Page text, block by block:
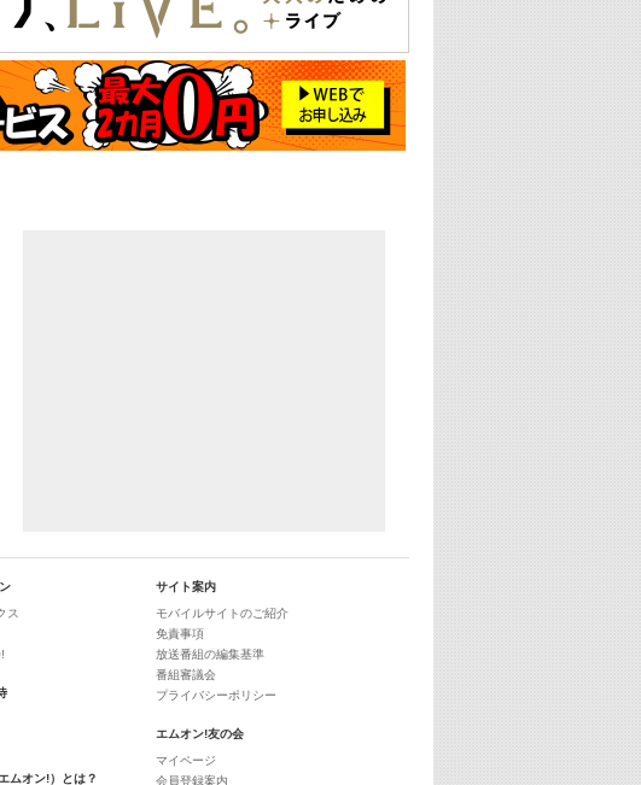
25:00
この夏聴きたい! サマーソングメドレ
ス
ムオン!）とは？
サイト案内
モバイルサイトのご紹介
免責事項
放送番組の編集基準
番組審議会
プライバシーポリシー
エムオン!友の会
マイページ
会員登録案内